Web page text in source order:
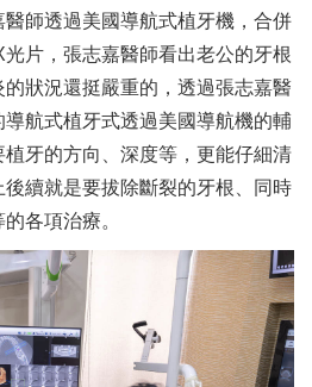
師透過美國導航式植牙機，合併
片，張志嘉醫師看出老公的牙根
狀況還挺嚴重的，透過張志嘉醫
航式植牙式透過美國導航機的輔
牙的方向、深度等，更能仔細清
續就是要拔除斷裂的牙根、同時
各項治療。